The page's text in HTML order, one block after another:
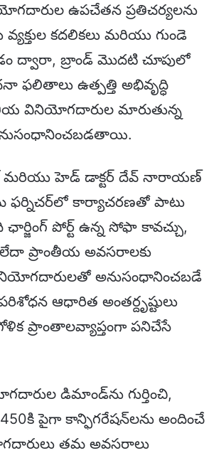
ఉపచేతన ప్రతిచర్యలను
కదలికలు మరియు గుండె
ద్వారా, బ్రాండ్ మొదటి చూపులో
ఫలితాలు ఉత్పత్తి అభివృద్ధి
వినియోగదారుల మారుతున్న
మరియు హెడ్ డాక్టర్ దేవ్ నారాయణ్
ఫర్నిచర్‌లో కార్యాచరణతో పాటు
పోర్ట్ ఉన్న సోఫా కావచ్చు,
లేదా ప్రాంతీయ అవసరాలకు
అనుసంధానించబడే
ఆధారిత అంతర్దృష్టులు
ప్రాంతాలవ్యాప్తంగా పనిచేసే
డిమాండ్‌ను గుర్తించి,
పైగా కాన్ఫిగరేషన్‌లను అందించే
తమ అవసరాలు